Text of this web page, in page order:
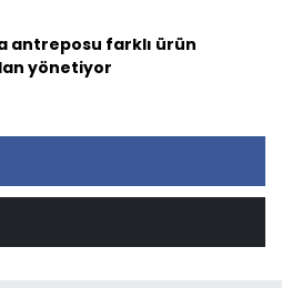
antreposu farklı ürün
yönetiyor